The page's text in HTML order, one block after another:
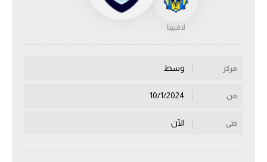
أقسام
الكرة الإفريقية
منتخب مصر
لافيينا
مركز وسط
من
حتى الآن